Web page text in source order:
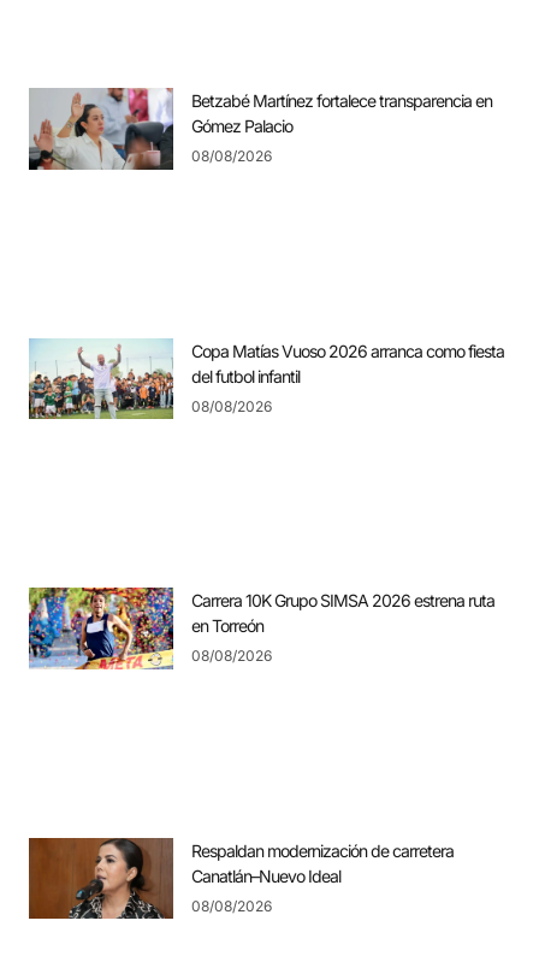
Betzabé Martínez fortalece transparencia en
Gómez Palacio
08/08/2026
Copa Matías Vuoso 2026 arranca como fiesta
del futbol infantil
08/08/2026
Carrera 10K Grupo SIMSA 2026 estrena ruta
en Torreón
08/08/2026
Respaldan modernización de carretera
Canatlán–Nuevo Ideal
08/08/2026